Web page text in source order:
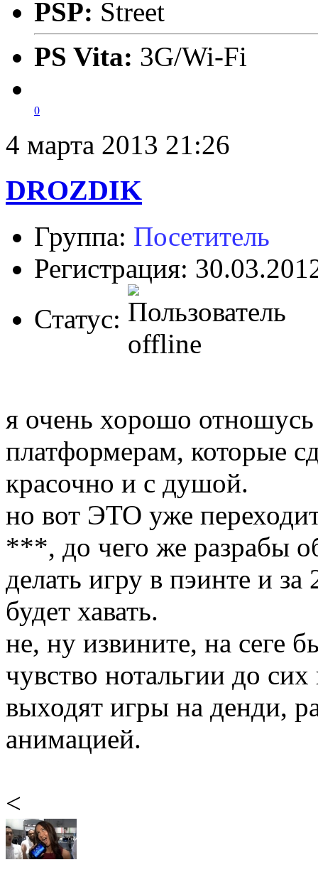
PSP: Street
PS Vita: 3G/Wi-Fi
0
4 марта 2013 21:26
DROZDIK
Группа: Посетитель
Регистрация:
Статус:
я очень хорошо
платформерам, которые
красочно и с душой.
но вот ЭТО уже
***, до чего же разрабы
делать игру в пэинте и
будет хавать.
не, ну извините, на сеге
чувство нотальгии до
выходят игры на денди,
анимацией.
<